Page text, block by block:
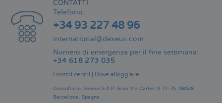
CONTATTI
Telefono:
+34 93 227 48 96
international@dexeus.com
Numero di emergenza per il fine settimana:
+34 618 273 035
I nostri centri Dove alloggiare
Consultorio Dexeus S.A.P. Gran Via Carles III 71-75. 08028
Barcellona. Spagna